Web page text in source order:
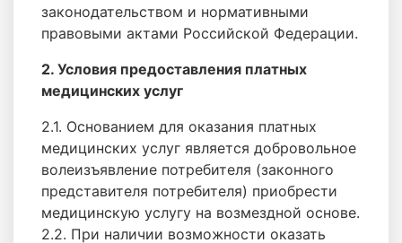
законодательством и нормативными
правовыми актами Российской Федерации.
2. Условия предоставления платных
медицинских услуг
2.1. Основанием для оказания платных
медицинских услуг является добровольное
волеизъявление потребителя (законного
представителя потребителя) приобрести
медицинскую услугу на возмездной основе.
2.2. При наличии возможности оказать